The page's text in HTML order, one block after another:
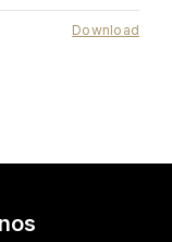
Download